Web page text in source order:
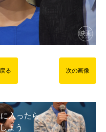
る 次の画像
入ったら
よう